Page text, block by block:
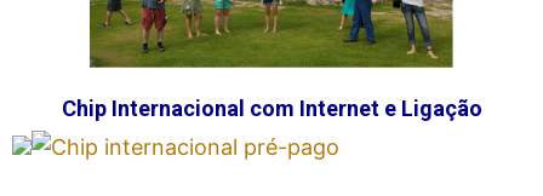
Chip Internacional com Internet e Ligação